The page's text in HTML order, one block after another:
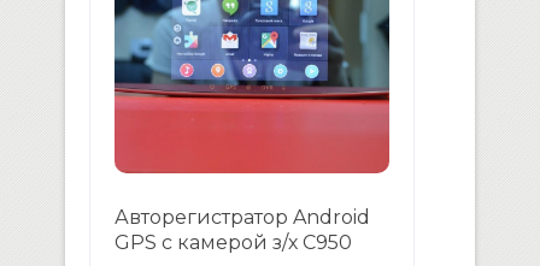
Авторегистратор Android
GPS с камерой з/х C950